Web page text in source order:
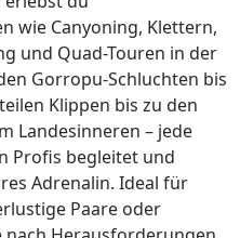
wie Canyoning, Klettern,
und Quad-Touren in der
Gorropu-Schluchten bis
Klippen bis zu den
Landesinneren – jede
Profis begleitet und
Adrenalin. Ideal für
Paare oder